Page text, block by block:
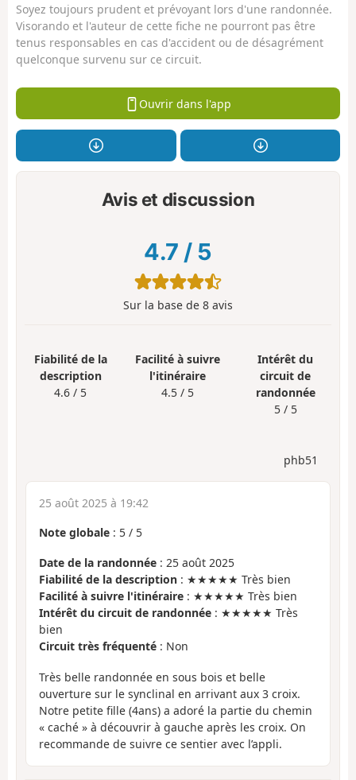
Soyez toujours prudent et prévoyant lors d'une randonnée.
Visorando et l'auteur de cette fiche ne pourront pas être
tenus responsables en cas d'accident ou de désagrément
quelconque survenu sur ce circuit.
Ouvrir dans l'app
Avis et discussion
4.7 / 5
Sur la base de 8 avis
Fiabilité de la
description
4.6 / 5
Facilité à suivre
l'itinéraire
4.5 / 5
Intérêt du
circuit de
randonnée
5 / 5
phb51
25 août 2025 à 19:42
Note globale : 5 / 5
Date de la randonnée : 25 août 2025
Fiabilité de la description : ★★★★★ Très bien
Facilité à suivre l'itinéraire : ★★★★★ Très bien
Intérêt du circuit de randonnée : ★★★★★ Très
bien
Circuit très fréquenté : Non
Très belle randonnée en sous bois et belle
ouverture sur le synclinal en arrivant aux 3 croix.
Notre petite fille (4ans) a adoré la partie du chemin
« caché » à découvrir à gauche après les croix. On
recommande de suivre ce sentier avec l’appli.